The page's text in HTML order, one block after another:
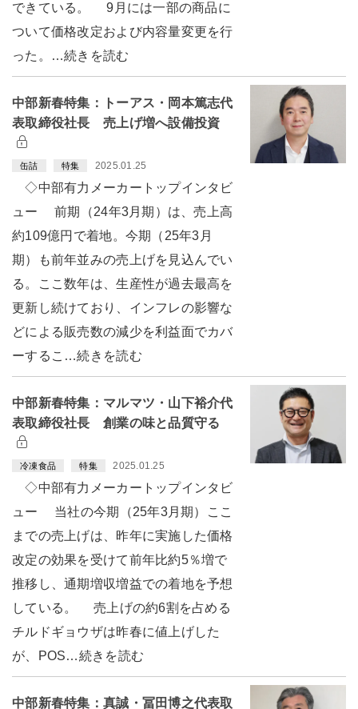
できている。 9月には一部の商品に
ついて価格改定および内容量変更を行
った。…続きを読む
中部新春特集：トーアス・岡本篤志代
表取締役社長 売上げ増へ設備投資
缶詰 特集 2025.01.25
◇中部有力メーカートップインタビ
ュー 前期（24年3月期）は、売上高
約109億円で着地。今期（25年3月
期）も前年並みの売上げを見込んでい
る。ここ数年は、生産性が過去最高を
更新し続けており、インフレの影響な
どによる販売数の減少を利益面でカバ
ーするこ…続きを読む
中部新春特集：マルマツ・山下裕介代
表取締役社長 創業の味と品質守る
冷凍食品 特集 2025.01.25
◇中部有力メーカートップインタビ
ュー 当社の今期（25年3月期）ここ
までの売上げは、昨年に実施した価格
改定の効果を受けて前年比約5％増で
推移し、通期増収増益での着地を予想
している。 売上げの約6割を占める
チルドギョウザは昨春に値上げした
が、POS…続きを読む
中部新春特集：真誠・冨田博之代表取